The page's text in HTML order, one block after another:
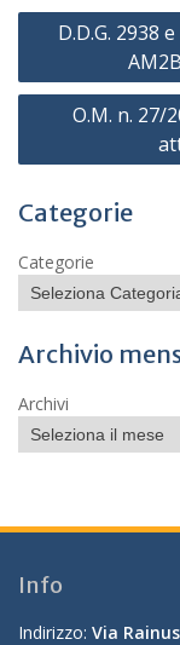
Navigazione
D.D.G. 2938
O.M. n. 27/
Categorie
Categorie
Archivio
Archivi
Info
Indirizzo: Via